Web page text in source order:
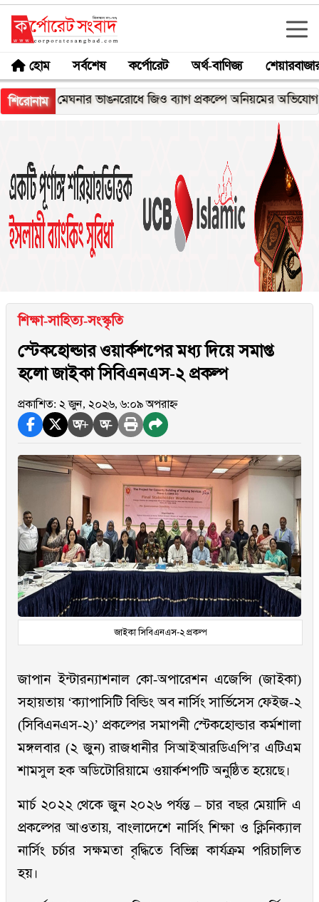
হোম সর্বশেষ কর্পোরেট অর্থ-বাণিজ্য
শিরোনাম
মেঘনার ভাঙনরোধে জিও ব্যাগ প্রকল্পে অনিয়মের অভিযোগ, নদীরকূলে
শিক্ষা-সাহিত্য-সংস্কৃতি
স্টেকহোল্ডার ওয়ার্কশপের মধ্য দিয়ে সমাপ্ত
হলো জাইকা সিবিএনএস-২ প্রকল্প
প্রকাশিত: ২ জুন, ২০২৬, ৬:০৯ অপরাহ্ন
অ+ অ-
জাইকা সিবিএনএস-২ প্রকল্প
জাপান ইন্টারন্যাশনাল কো-অপারেশন এজেন্সি (জাইকা)
সহায়তায় ‘ক্যাপাসিটি বিল্ডিং অব নার্সিং সার্ভিসেস ফেইজ-২
(সিবিএনএস-২)’ প্রকল্পের সমাপনী স্টেকহোল্ডার কর্মশালা
মঙ্গলবার (২ জুন) রাজধানীর সিআইআরডিএপি’র এটিএম
শামসুল হক অডিটোরিয়ামে ওয়ার্কশপটি অনুষ্ঠিত হয়েছে।
মার্চ ২০২২ থেকে জুন ২০২৬ পর্যন্ত – চার বছর মেয়াদি এ
প্রকল্পের আওতায়, বাংলাদেশে নার্সিং শিক্ষা ও ক্লিনিক্যাল
নার্সিং চর্চার সক্ষমতা বৃদ্ধিতে বিভিন্ন কার্যক্রম পরিচালিত
হয়।